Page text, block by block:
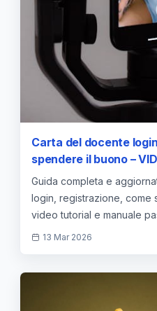
Carta del docente
spendere il buono –
MANUALE —
Guida completa e
login, registrazione, come
video tutorial e manuale
13 Mar 2026